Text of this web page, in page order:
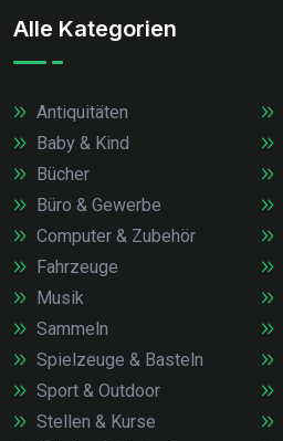
Alle Kategorien
Antiquitäten
Baby & Kind
Bücher
Büro & Gewerbe
Computer & Zubehör
Fahrzeuge
Musik
Sammeln
Spielzeuge & Basteln
Sport & Outdoor
Stellen & Kurse